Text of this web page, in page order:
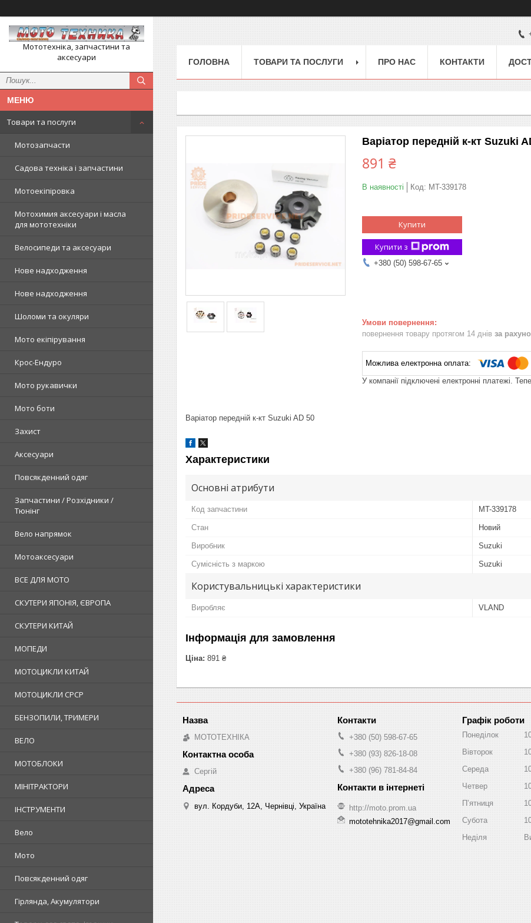
Мототехніка, запчастини та
аксесуари
Товари та послуги
Мотозапчасти
Садова техніка і запчастини
Мотоекіпіровка
Мотохимия аксесуари і масла
для мототехніки
Велосипеди та аксесуари
Нове надходження
Нове надходження
Шоломи та окуляри
Мото екіпірування
Крос-Ендуро
Мото рукавички
Мото боти
Захист
Аксесуари
Повсякденний одяг
Запчастини / Розхідники /
Тюнінг
Вело напрямок
Мотоаксесуари
ВСЕ ДЛЯ МОТО
СКУТЕРИ ЯПОНІЯ, ЄВРОПА
СКУТЕРИ КИТАЙ
МОПЕДИ
МОТОЦИКЛИ КИТАЙ
МОТОЦИКЛИ СРСР
БЕНЗОПИЛИ, ТРИМЕРИ
ВЕЛО
МОТОБЛОКИ
МІНІТРАКТОРИ
ІНСТРУМЕНТИ
Вело
Мото
Повсякденний одяг
Гірлянда, Акумулятори
ГОЛОВНА ТОВАРИ ТА ПОСЛУГИ ПРО НАС КОНТАКТИ
Варіатор передній к-кт Suzuki
891 ₴
В наявності Код: MT-339178
Купити
Купити з
+380 (50) 598-67-65
повернення товару протягом 14 днів за
У компанії підключені електронні платежі.
Варіатор передній к-кт Suzuki AD 50
Характеристики
Основні атрибути
Код запчастини MT-339178
Стан Новий
Виробник Suzuki
Сумісність з маркою Suzuki
Користувальницькі характеристики
Виробляє VLAND
Інформація для замовлення
Ціна: 891 ₴
МОТОТЕХНІКА
Сергій
вул. Кордуби, 12А, Чернівці, Україна
+380 (50) 598-67-65
+380 (93) 826-18-08
+380 (96) 781-84-84
http://moto.prom.ua
mototehnika2017@gmail.com
Графік роботи
Понеділок
Вівторок
Середа
Четвер
Пʼятниця
Субота
Неділя